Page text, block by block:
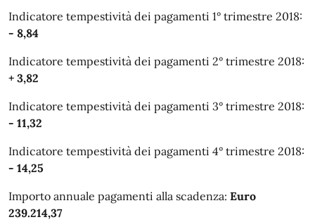
Indicatore tempestività dei pagamenti 1° trimestre 2018:
- 8,84
Indicatore tempestività dei pagamenti 2° trimestre 2018:
+ 3,82
Indicatore tempestività dei pagamenti 3° trimestre 2018:
- 11,32
Indicatore tempestività dei pagamenti 4° trimestre 2018:
- 14,25
Importo annuale pagamenti alla scadenza: Euro
239.214,37